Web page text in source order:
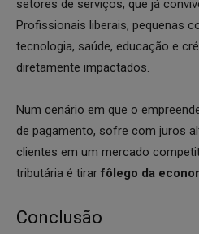
setores de serviços, que já
Profissionais liberais, pequenas
tecnologia, saúde, educação e
diretamente impactados.
Num cenário em que o
de pagamento, sofre com juros
clientes em um mercado
tributária é tirar fôlego da
Conclusão